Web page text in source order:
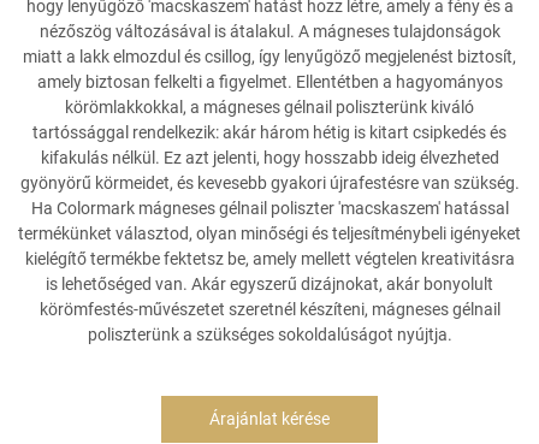
hogy lenyűgöző 'macskaszem' hatást hozz létre, amely a fény és a
nézőszög változásával is átalakul. A mágneses tulajdonságok
miatt a lakk elmozdul és csillog, így lenyűgöző megjelenést biztosít,
amely biztosan felkelti a figyelmet. Ellentétben a hagyományos
körömlakkokkal, a mágneses gélnail poliszterünk kiváló
tartóssággal rendelkezik: akár három hétig is kitart csipkedés és
kifakulás nélkül. Ez azt jelenti, hogy hosszabb ideig élvezheted
gyönyörű körmeidet, és kevesebb gyakori újrafestésre van szükség.
Ha Colormark mágneses gélnail poliszter 'macskaszem' hatással
termékünket választod, olyan minőségi és teljesítménybeli igényeket
kielégítő termékbe fektetsz be, amely mellett végtelen kreativitásra
is lehetőséged van. Akár egyszerű dizájnokat, akár bonyolult
körömfestés-művészetet szeretnél készíteni, mágneses gélnail
poliszterünk a szükséges sokoldalúságot nyújtja.
Árajánlat kérése